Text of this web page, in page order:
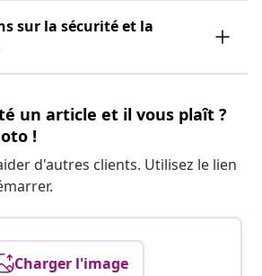
sur la sécurité et la
un article et il vous plaît ?
!
d'autres clients. Utilisez le lien
Charger l'image